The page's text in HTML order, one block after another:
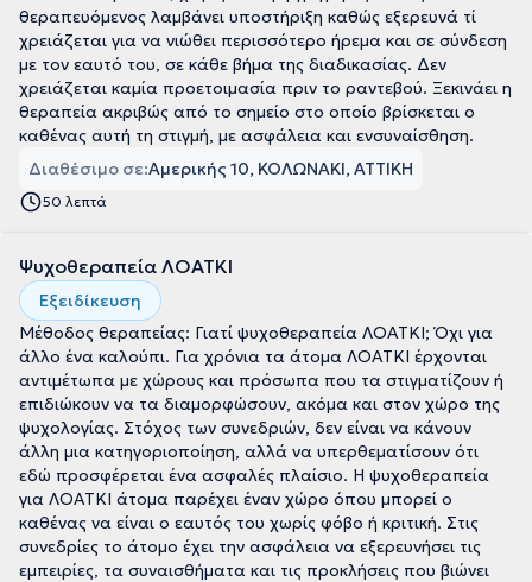
θεραπευόμενος λαμβάνει υποστήριξη καθώς εξερευνά τί
χρειάζεται για να νιώθει περισσότερο ήρεμα και σε σύνδεση
με τον εαυτό του, σε κάθε βήμα της διαδικασίας. Δεν
χρειάζεται καμία προετοιμασία πριν το ραντεβού. Ξεκινάει η
θεραπεία ακριβώς από το σημείο στο οποίο βρίσκεται ο
καθένας αυτή τη στιγμή, με ασφάλεια και ενσυναίσθηση.
Διαθέσιμο σε:Αμερικής 10, ΚΟΛΩΝΑΚΙ, ΑΤΤΙΚΗ
50 λεπτά
Ψυχοθεραπεία ΛΟΑΤΚΙ
Εξειδίκευση
Μέθοδος θεραπείας: Γιατί ψυχοθεραπεία ΛΟΑΤΚΙ; Όχι για
άλλο ένα καλούπι. Για χρόνια τα άτομα ΛΟΑΤΚΙ έρχονται
αντιμέτωπα με χώρους και πρόσωπα που τα στιγματίζουν ή
επιδιώκουν να τα διαμορφώσουν, ακόμα και στον χώρο της
ψυχολογίας. Στόχος των συνεδριών, δεν είναι να κάνουν
άλλη μια κατηγοριοποίηση, αλλά να υπερθεματίσουν ότι
εδώ προσφέρεται ένα ασφαλές πλαίσιο. Η ψυχοθεραπεία
για ΛΟΑΤΚΙ άτομα παρέχει έναν χώρο όπου μπορεί ο
καθένας να είναι ο εαυτός του χωρίς φόβο ή κριτική. Στις
συνεδρίες το άτομο έχει την ασφάλεια να εξερευνήσει τις
εμπειρίες, τα συναισθήματα και τις προκλήσεις που βιώνει